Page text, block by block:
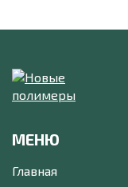
МЕНЮ
Главная